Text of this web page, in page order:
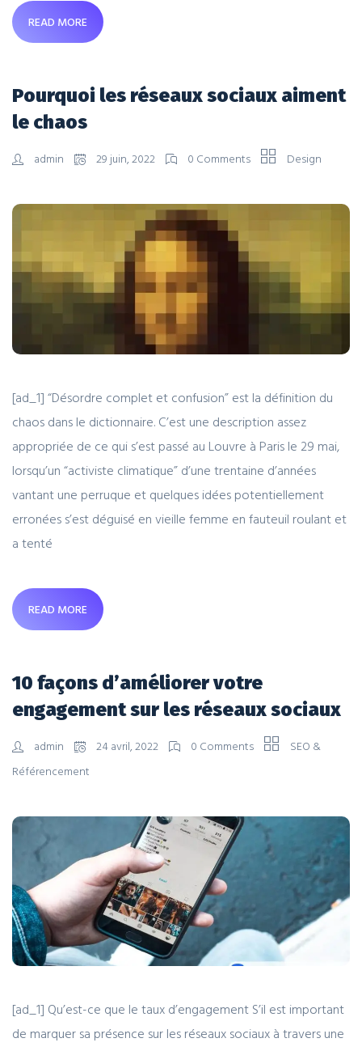
READ MORE
Pourquoi les réseaux sociaux aiment
le chaos
admin 29 juin, 2022 0 Comments Design
[ad_1] “Désordre complet et confusion” est la définition du
chaos dans le dictionnaire. C’est une description assez
appropriée de ce qui s’est passé au Louvre à Paris le 29 mai,
lorsqu’un “activiste climatique” d’une trentaine d’années
vantant une perruque et quelques idées potentiellement
erronées s’est déguisé en vieille femme en fauteuil roulant et
a tenté
READ MORE
10 façons d’améliorer votre
engagement sur les réseaux sociaux
admin 24 avril, 2022 0 Comments
SEO &
Référencement
[ad_1] Qu’est-ce que le taux d’engagement S’il est important
de marquer sa présence sur les réseaux sociaux à travers une